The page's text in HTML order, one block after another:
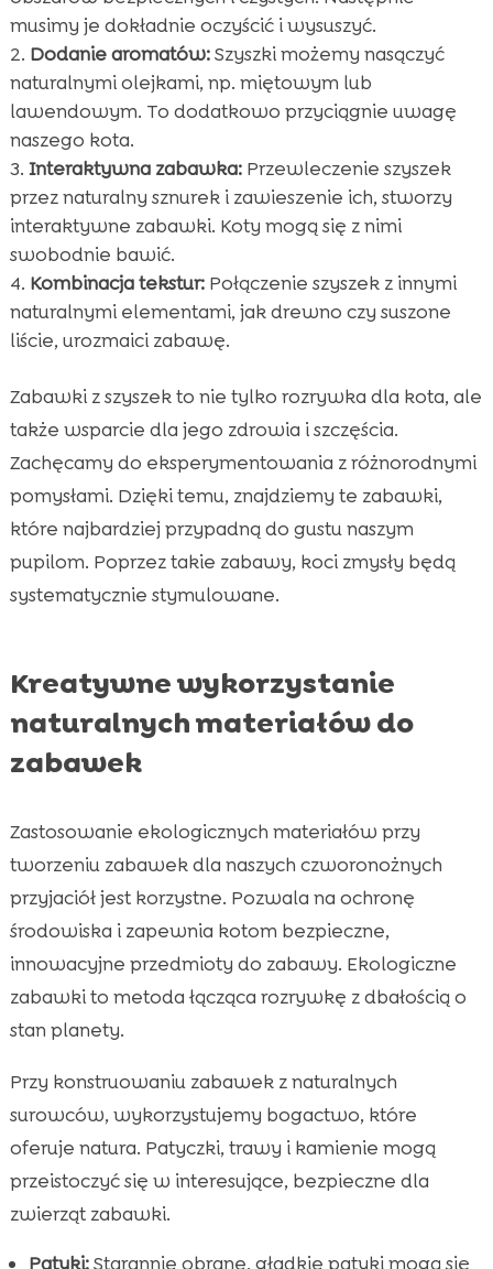
musimy je dokładnie oczyścić i wysuszyć.
Dodanie aromatów:Szyszki możemy nasączyć
naturalnymi olejkami, np. miętowym lub
lawendowym. To dodatkowo przyciągnie uwagę
naszego kota.
Interaktywna zabawka:Przewleczenie szyszek
przez naturalny sznurek i zawieszenie ich, stworzy
interaktywne zabawki. Koty mogą się z nimi
swobodnie bawić.
Kombinacja tekstur:Połączenie szyszek z innymi
naturalnymi elementami, jak drewno czy suszone
liście, urozmaici zabawę.
Zabawki z szyszek to nie tylko rozrywka dla kota, ale
także wsparcie dla jego zdrowia i szczęścia.
Zachęcamy do eksperymentowania z różnorodnymi
pomysłami. Dzięki temu, znajdziemy te zabawki,
które najbardziej przypadną do gustu naszym
pupilom. Poprzez takie zabawy, koci zmysły będą
systematycznie stymulowane.
Kreatywne wykorzystanie
naturalnych materiałów do
zabawek
Zastosowanie ekologicznych materiałów przy
tworzeniu zabawek dla naszych czworonożnych
przyjaciół jest korzystne. Pozwala na ochronę
środowiska i zapewnia kotom bezpieczne,
innowacyjne przedmioty do zabawy. Ekologiczne
zabawki to metoda łącząca rozrywkę z dbałością o
stan planety.
Przy konstruowaniu zabawek z naturalnych
surowców, wykorzystujemy bogactwo, które
oferuje natura. Patyczki, trawy i kamienie mogą
przeistoczyć się w interesujące, bezpieczne dla
zwierząt zabawki.
Patyki:Starannie obrane, gładkie patyki mogą się